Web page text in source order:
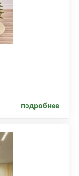
подробнее